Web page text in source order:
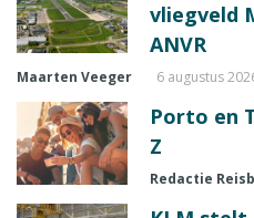
vliegveld
ANVR
Maarten Veeger 6 augustus
Porto en
Z
Redactie